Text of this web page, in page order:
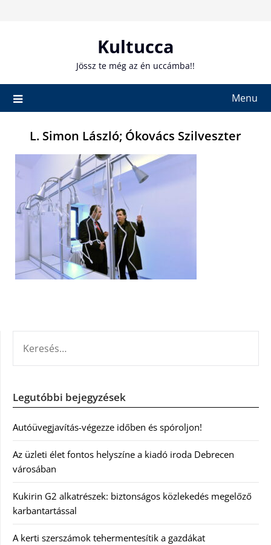
Kultucca
Jössz te még az én uccámba!!
Menu
L. Simon László; Ókovács Szilveszter
Legutóbbi bejegyzések
Autóüvegjavítás-végezze időben és spóroljon!
Az üzleti élet fontos helyszíne a kiadó iroda Debrecen
városában
Kukirin G2 alkatrészek: biztonságos közlekedés megelőző
karbantartással
A kerti szerszámok tehermentesítik a gazdákat